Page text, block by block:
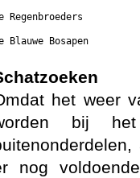
Regenbroeders
Blauwe Bosapen
het weer
bij
nog